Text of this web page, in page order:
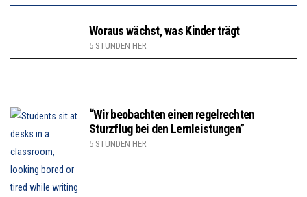
Woraus wächst, was Kinder trägt
5 STUNDEN HER
“Wir beobachten einen regelrechten
Sturzflug bei den Lernleistungen”
5 STUNDEN HER